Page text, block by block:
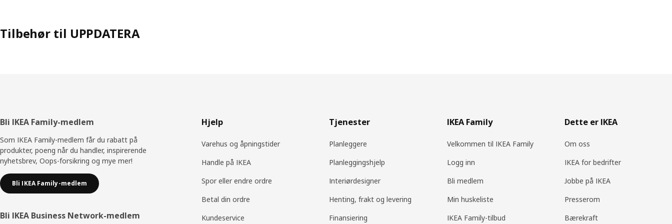
Tilbehør til UPPDATERA
Bunntekst
Bli IKEA Family-medlem
Som IKEA Family-medlem får du rabatt på
produkter, poeng når du handler, inspirerende
nyhetsbrev, Oops-forsikring og mye mer!
Bli IKEA Family-medlem
Bli IKEA Business Network-medlem
Hjelp
Varehus og åpningstider
Handle på IKEA
Spor eller endre ordre
Betal din ordre
Kundeservice
Tjenester
Planleggere
Planleggingshjelp
Interiørdesigner
Henting, frakt og levering
Finansiering
IKEA Family
Velkommen til IKEA Family
Logg inn
Bli medlem
Min huskeliste
IKEA Family-tilbud
Dette er IKEA
Om oss
IKEA for bedrifter
Jobbe på IKEA
Presserom
Bærekraft